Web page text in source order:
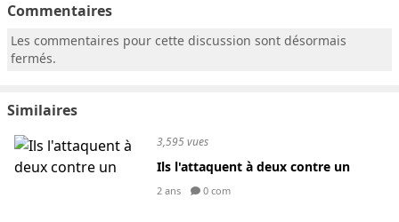
Commentaires
Les commentaires pour cette discussion sont désormais
fermés.
Similaires
3,595 vues
Ils l'attaquent à deux contre un
2 ans 0 com